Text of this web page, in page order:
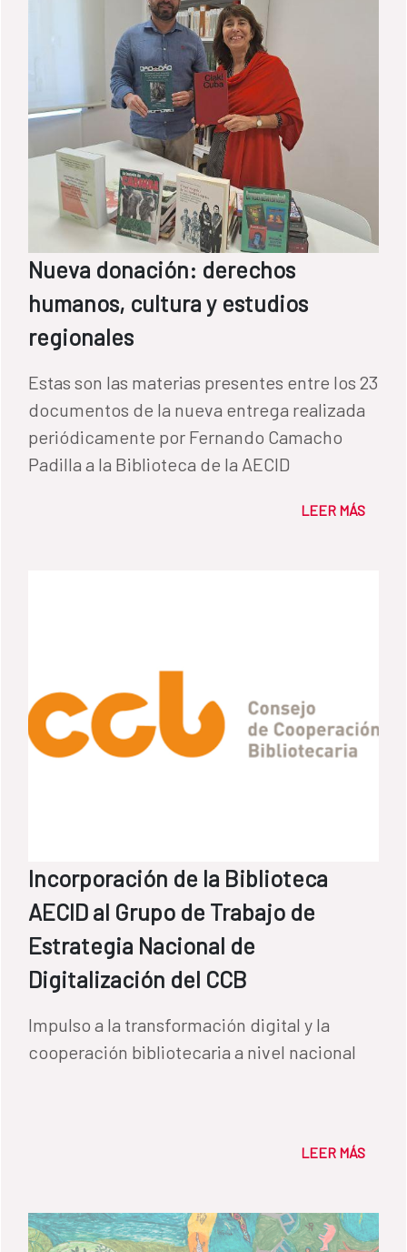
Nueva donación: derechos
humanos, cultura y estudios
regionales
Estas son las materias presentes entre los 23
documentos de la nueva entrega realizada
periódicamente por Fernando Camacho
Padilla a la Biblioteca de la AECID
LEER MÁS
Incorporación de la Biblioteca
AECID al Grupo de Trabajo de
Estrategia Nacional de
Digitalización del CCB
Impulso a la transformación digital y la
cooperación bibliotecaria a nivel nacional
LEER MÁS